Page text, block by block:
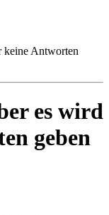
keine Antworten
es wird
geben